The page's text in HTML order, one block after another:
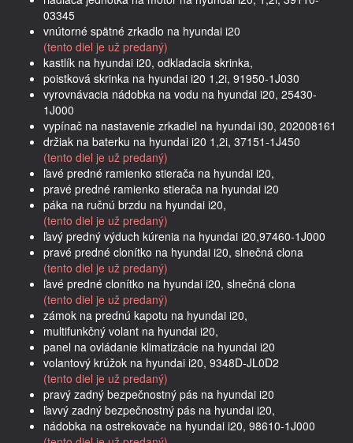
03345
vnútorné spätné zrkadlo na hyundai i20
(tento diel je už predaný)
kastlík na hyundai i20, odkladacia skrinka,
poistková skrinka na hyundai i20 1,2i, 91950-1J030
vyrovnávacia nádobka na vodu na hyundai i20, 25430-
1J000
vypínač na nastavenie zrkadiel na hyundai i30, 202008161
držiak na baterku na hyundai i20 1,2i, 37151-1J450
(tento diel je už predaný)
ľavé predné ramienko stierača na hyundai i20,
pravé predné ramienko stierača na hyundai i20
páka na ručnú brzdu na hyundai i20,
(tento diel je už predaný)
ľavý predný výduch kúrenia na hyundai i20,97460-1J000
pravé predné clonítko na hyundai i20, slnečná clona
(tento diel je už predaný)
ľavé predné clonítko na hyundai i20, slnečná clona
(tento diel je už predaný)
zámok na prednú kapotu na hyundai i20,
multifunkčný volant na hyundai i20,
panel na ovládanie klimatizácie na hyundai i20
volantový krúžok na hyundai i20, 9348D-JL0D2
(tento diel je už predaný)
pravý zadný bezpečnostný pás na hyundai i20
ľavvý zadný bezpečnostný pás na hyundai i20,
nádobka na ostrekovače na hyundai i20, 98610-1J000